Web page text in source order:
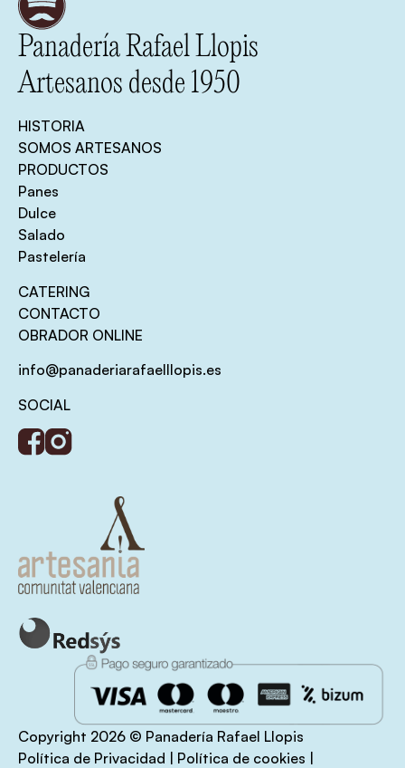
Panadería Rafael Llopis
Artesanos desde 1950
HISTORIA
SOMOS ARTESANOS
PRODUCTOS
Panes
Dulce
Salado
Pastelería
CATERING
CONTACTO
OBRADOR ONLINE
info@panaderiarafaelllopis.es
SOCIAL
Copyright 2026 © Panadería Rafael Llopis
Política de Privacidad | Política de cookies |